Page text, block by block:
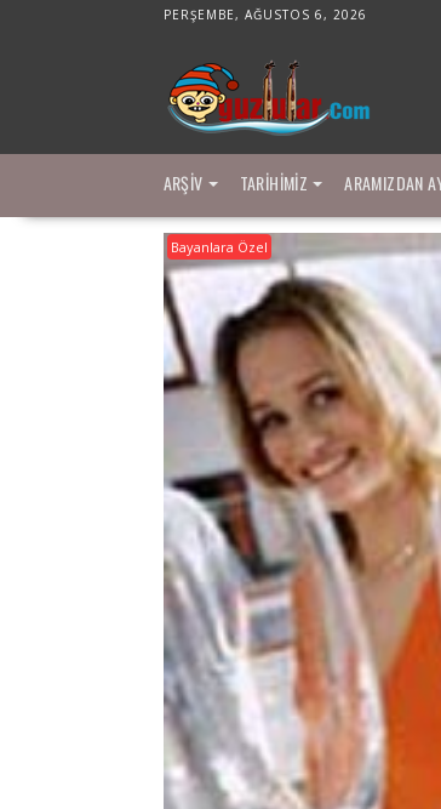
PERŞEMBE, AĞUSTOS 6, 2026
ARŞIV TARIHIMIZ ARAMIZDAN
Bayanlara Özel